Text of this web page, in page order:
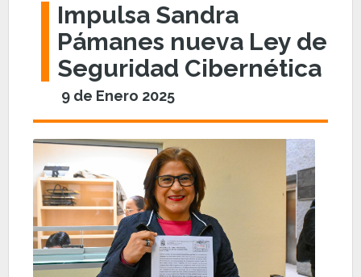
Impulsa Sandra
Pámanes nueva Ley de
Seguridad Cibernética
9 de Enero 2025